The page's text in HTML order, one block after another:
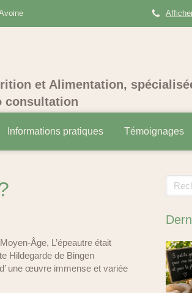
et Alimentation,
consultation
Informations pratiques Témoignages
Âge, L’épeautre était
Hildegarde de Bingen
une œuvre immense et variée